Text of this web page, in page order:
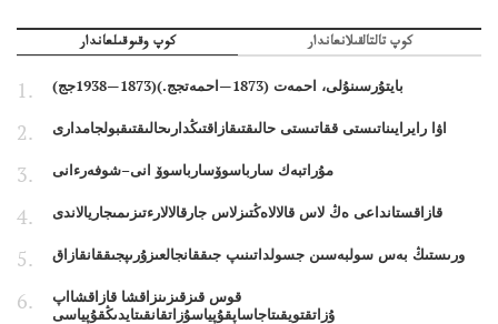
كوپ وقىوقىلعاندار كوپ تالتالقىلانعاندار
بايتۇرسىنۇلى، احمەت (1873—احمەتجج.)(1873—1938جج)
اۋا رايرايىناتىستى ققاتىستى حالىقتىقازاقتىڭدارىحالىقتىقبولجامدارى
مۇراتبەك سارباسوۆسارباسوۆ انى–شوفەرءانى
قازاقستانداعى ەڭ لاس قالالاەڭتىزلاس جارقالالارءتىزىمىجاريالاندى
ورىستىڭ بەس سولبەسىن جسولداتىنىپ جىققانجالعىزۇرىپجىققانقازاق
قوس قىزقىزىنزاقشا قازاقشااپ
ۇزاتقتويقىتاجاساپقۇپياسۇزاتقانقىتايدىڭقۇپياسى